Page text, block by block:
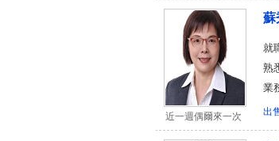
近一週偶爾來一次
蘇
就
熟
業
出